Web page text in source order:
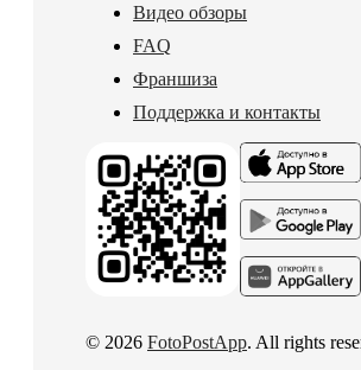
Видео обзоры
FAQ
Франшиза
Поддержка и контакты
© 2026 FotoPostApp. All rights